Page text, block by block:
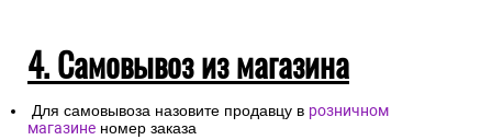
4. Самовывоз из магазина
Для самовывоза назовите продавцу в розничном
магазине номер заказа